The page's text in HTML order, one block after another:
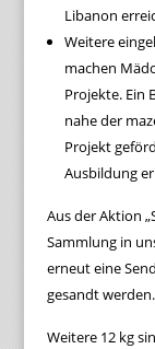
Libanon
Weitere
machen
Projekte. Ein
nahe der
Projekt
Ausbildung
Aus der Aktion
Sammlung in
erneut eine
gesandt werden.
Weitere 12 kg